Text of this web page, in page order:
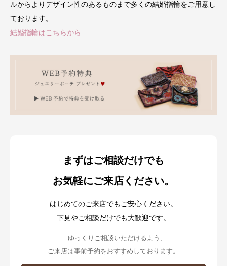
ルからよりデザイン性のあるものまで多くの結婚指輪をご用意し
ております。
結婚指輪はこちらから
まずはご相談だけでも
お気軽にご来店ください。
はじめてのご来店でもご安心ください。
下見やご相談だけでも大歓迎です。
ゆっくりご相談いただけるよう、
ご来店は事前予約をおすすめしております。